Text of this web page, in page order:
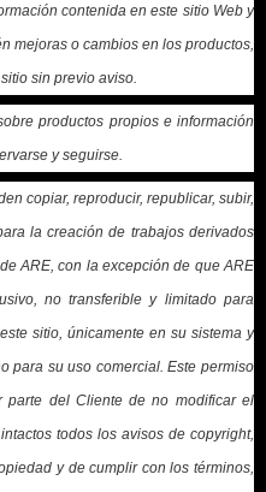
contenida en este sitio Web y
mejoras o cambios en los productos,
sin previo aviso.
productos propios e información
y seguirse.
copiar, reproducir, republicar, subir,
la creación de trabajos derivados
ARE, con la excepción de que ARE
no transferible y limitado para
sitio, únicamente en su sistema y
para su uso comercial. Este permiso
parte del Cliente de no modificar el
todos los avisos de copyright,
y de cumplir con los términos,